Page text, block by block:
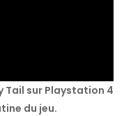
Tail sur Playstation 4
du jeu.